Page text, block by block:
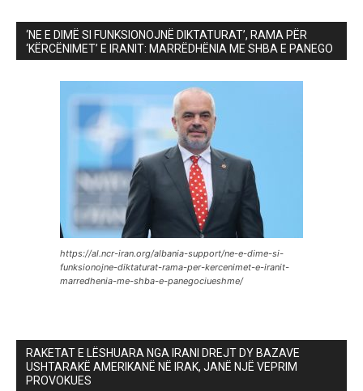
‘NE E DIMË SI FUNKSIONOJNË DIKTATURAT’, RAMA PËR
‘KËRCËNIMET’ E IRANIT: MARRËDHËNIA ME SHBA E PANEGO
https://al.ncr-iran.org/albania-support/ne-e-dime-si-
funksionojne-diktaturat-rama-per-kercenimet-e-iranit-
marredhenia-me-shba-e-panegociueshme/
RAKETAT E LËSHUARA NGA IRANI DREJT DY BAZAVE
USHTARAKË AMERIKANË NË IRAK, JANË NJË VEPRIM
PROVOKUES